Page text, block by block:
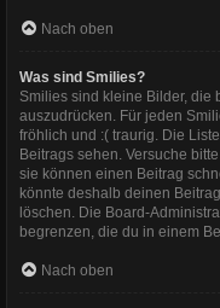
Nach oben
Was sind Smilies?
Smilies sind kleine Bilder, die
auszudrücken. Für jeden
fröhlich und :( traurig. Die
Beitrags sehen. Versuche
sie können einen Beitrag
könnte deshalb deinen
löschen. Die Board-
begrenzen, die du in einem
Nach oben